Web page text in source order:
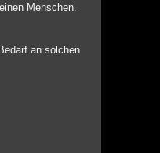
Menschen.
an solchen